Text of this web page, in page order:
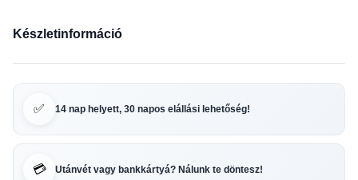
Készletinformáció
✅ 14 nap helyett, 30 napos elállási lehetőség!
💳 Utánvét vagy bankkártyá? Nálunk te döntesz!